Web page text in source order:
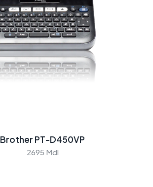
Brother PT-D450VP
2695 Mdl